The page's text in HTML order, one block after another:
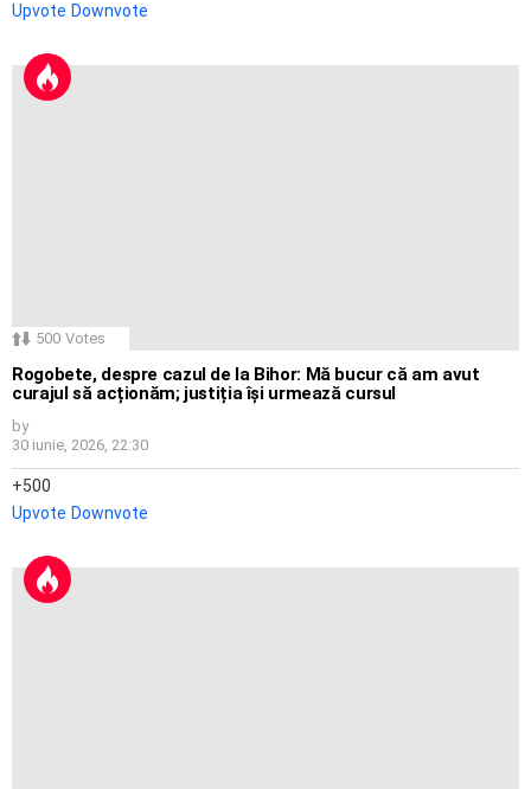
Upvote Downvote
500 Votes
Rogobete, despre cazul de la Bihor: Mă bucur că am avut
curajul să acționăm; justiția își urmează cursul
by
30 iunie, 2026, 22:30
500
Upvote Downvote